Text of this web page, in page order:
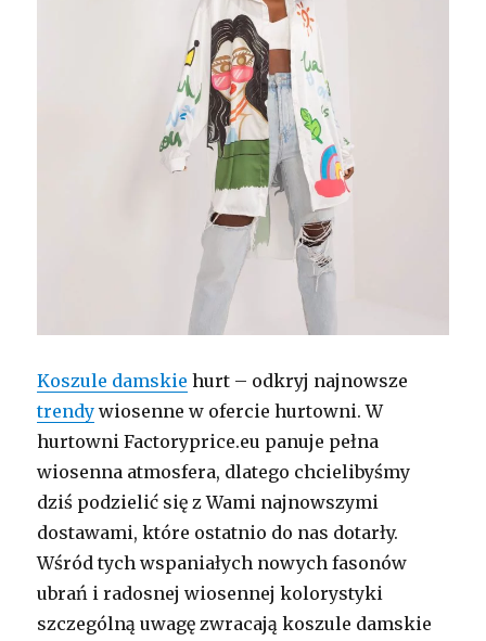
Koszule damskie hurt – odkryj najnowsze
trendy wiosenne w ofercie hurtowni. W
hurtowni Factoryprice.eu panuje pełna
wiosenna atmosfera, dlatego chcielibyśmy
dziś podzielić się z Wami najnowszymi
dostawami, które ostatnio do nas dotarły.
Wśród tych wspaniałych nowych fasonów
ubrań i radosnej wiosennej kolorystyki
szczególną uwagę zwracają koszule damskie